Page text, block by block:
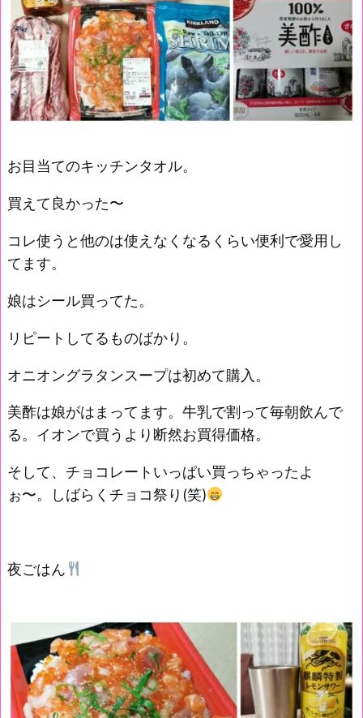
お目当てのキッチンタオル。
買えて良かった〜
コレ使うと他のは使えなくなるくらい便利で愛用し
てます。
娘はシール買ってた。
リピートしてるものばかり。
オニオングラタンスープは初めて購入。
美酢は娘がはまってます。牛乳で割って毎朝飲んで
る。イオンで買うより断然お買得価格。
そして、チョコレートいっぱい買っちゃったよ
ぉ〜。しばらくチョコ祭り(笑)
夜ごはん